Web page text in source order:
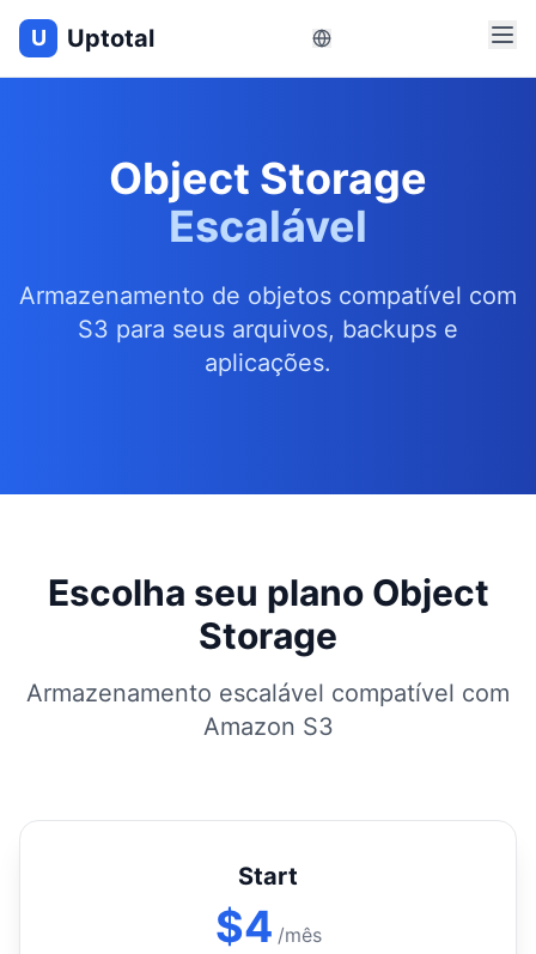
U Uptotal
Object Storage
Escalável
Armazenamento de objetos compatível com
S3 para seus arquivos, backups e
aplicações.
Escolha seu plano Object
Storage
Armazenamento escalável compatível com
Amazon S3
Start
$4 /mês